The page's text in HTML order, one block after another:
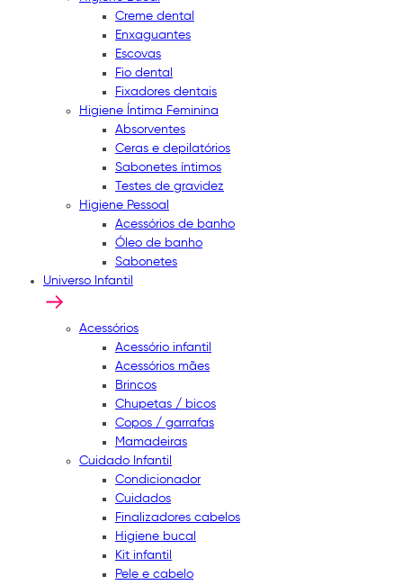
Creme dental
Enxaguantes
Escovas
Fio dental
Fixadores dentais
Higiene Íntima Feminina
Absorventes
Ceras e depilatórios
Sabonetes íntimos
Testes de gravidez
Higiene Pessoal
Acessórios de banho
Óleo de banho
Sabonetes
Universo Infantil
Acessórios
Acessório infantil
Acessórios mães
Brincos
Chupetas / bicos
Copos / garrafas
Mamadeiras
Cuidado Infantil
Condicionador
Cuidados
Finalizadores cabelos
Higiene bucal
Kit infantil
Pele e cabelo